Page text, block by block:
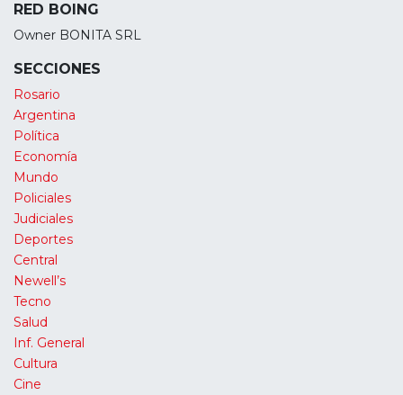
RED BOING
Owner BONITA SRL
SECCIONES
Rosario
Argentina
Política
Economía
Mundo
Policiales
Judiciales
Deportes
Central
Newell’s
Tecno
Salud
Inf. General
Cultura
Cine